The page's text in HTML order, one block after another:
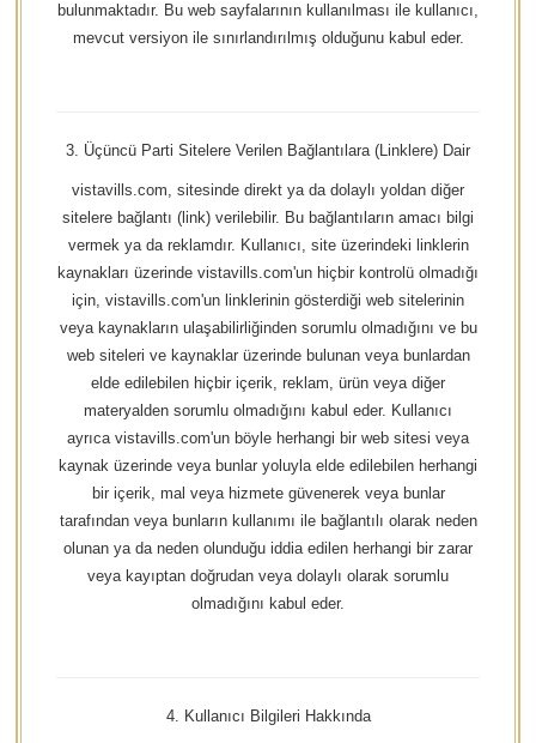
bulunmaktadır. Bu web sayfalarının kullanılması ile kullanıcı,
mevcut versiyon ile sınırlandırılmış olduğunu kabul eder.
3. Üçüncü Parti Sitelere Verilen Bağlantılara (Linklere) Dair
vistavills.com, sitesinde direkt ya da dolaylı yoldan diğer
sitelere bağlantı (link) verilebilir. Bu bağlantıların amacı bilgi
vermek ya da reklamdır. Kullanıcı, site üzerindeki linklerin
kaynakları üzerinde vistavills.com'un hiçbir kontrolü olmadığı
için, vistavills.com'un linklerinin gösterdiği web sitelerinin
veya kaynakların ulaşabilirliğinden sorumlu olmadığını ve bu
web siteleri ve kaynaklar üzerinde bulunan veya bunlardan
elde edilebilen hiçbir içerik, reklam, ürün veya diğer
materyalden sorumlu olmadığını kabul eder. Kullanıcı
ayrıca vistavills.com'un böyle herhangi bir web sitesi veya
kaynak üzerinde veya bunlar yoluyla elde edilebilen herhangi
bir içerik, mal veya hizmete güvenerek veya bunlar
tarafından veya bunların kullanımı ile bağlantılı olarak neden
olunan ya da neden olunduğu iddia edilen herhangi bir zarar
veya kayıptan doğrudan veya dolaylı olarak sorumlu
olmadığını kabul eder.
4. Kullanıcı Bilgileri Hakkında